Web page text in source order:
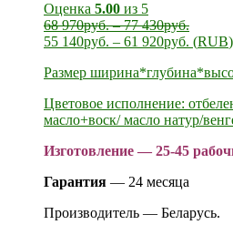
Оценка 5.00 из 5
68 970руб.–77 430руб.
55 140руб. – 61 920руб. (RUB)
Размер
Цветовое исполнение:
масло+воск/ масло натур/
Изготовление — 25-45
Гарантия — 24 месяца
Производитель — Беларусь.